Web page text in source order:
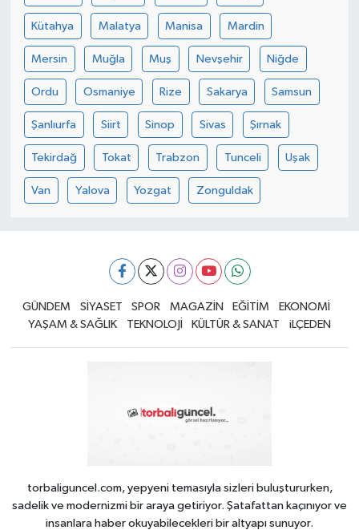
Kütahya Malatya Manisa Mardin
Mersin Muğla Muş Nevşehir Niğde
Ordu Osmaniye Rize Sakarya Samsun
Şanlıurfa Siirt Sinop Sivas Şırnak
Tekirdağ Tokat Trabzon Tunceli Uşak
Van Yalova Yozgat Zonguldak
GÜNDEM SİYASET SPOR MAGAZİN EĞİTİM
EKONOMİ
YAŞAM & SAĞLIK
TEKNOLOJİ KÜLTÜR & SANAT iLÇEDEN
torbaliguncel.com, yepyeni temasıyla sizleri buluştururken,
sadelik ve modernizmi bir araya getiriyor. Şatafattan kaçınıyor ve
insanlara haber okuyabilecekleri bir altyapı sunuyor.